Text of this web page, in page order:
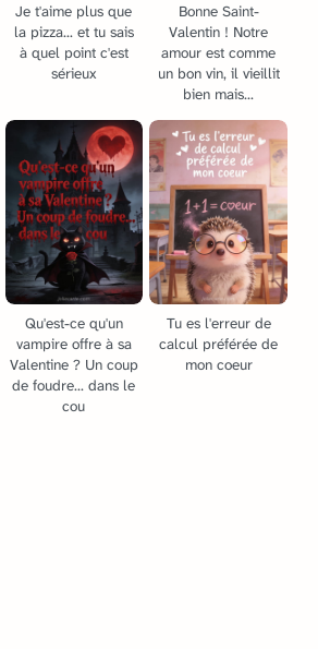
Je t'aime plus que
la pizza... et tu sais
à quel point c'est
sérieux
Bonne Saint-
Valentin ! Notre
amour est comme
un bon vin, il vieillit
bien mais...
Qu'est-ce qu'un
vampire offre à sa
Valentine ? Un coup
de foudre... dans le
cou
Tu es l'erreur de
calcul préférée de
mon coeur